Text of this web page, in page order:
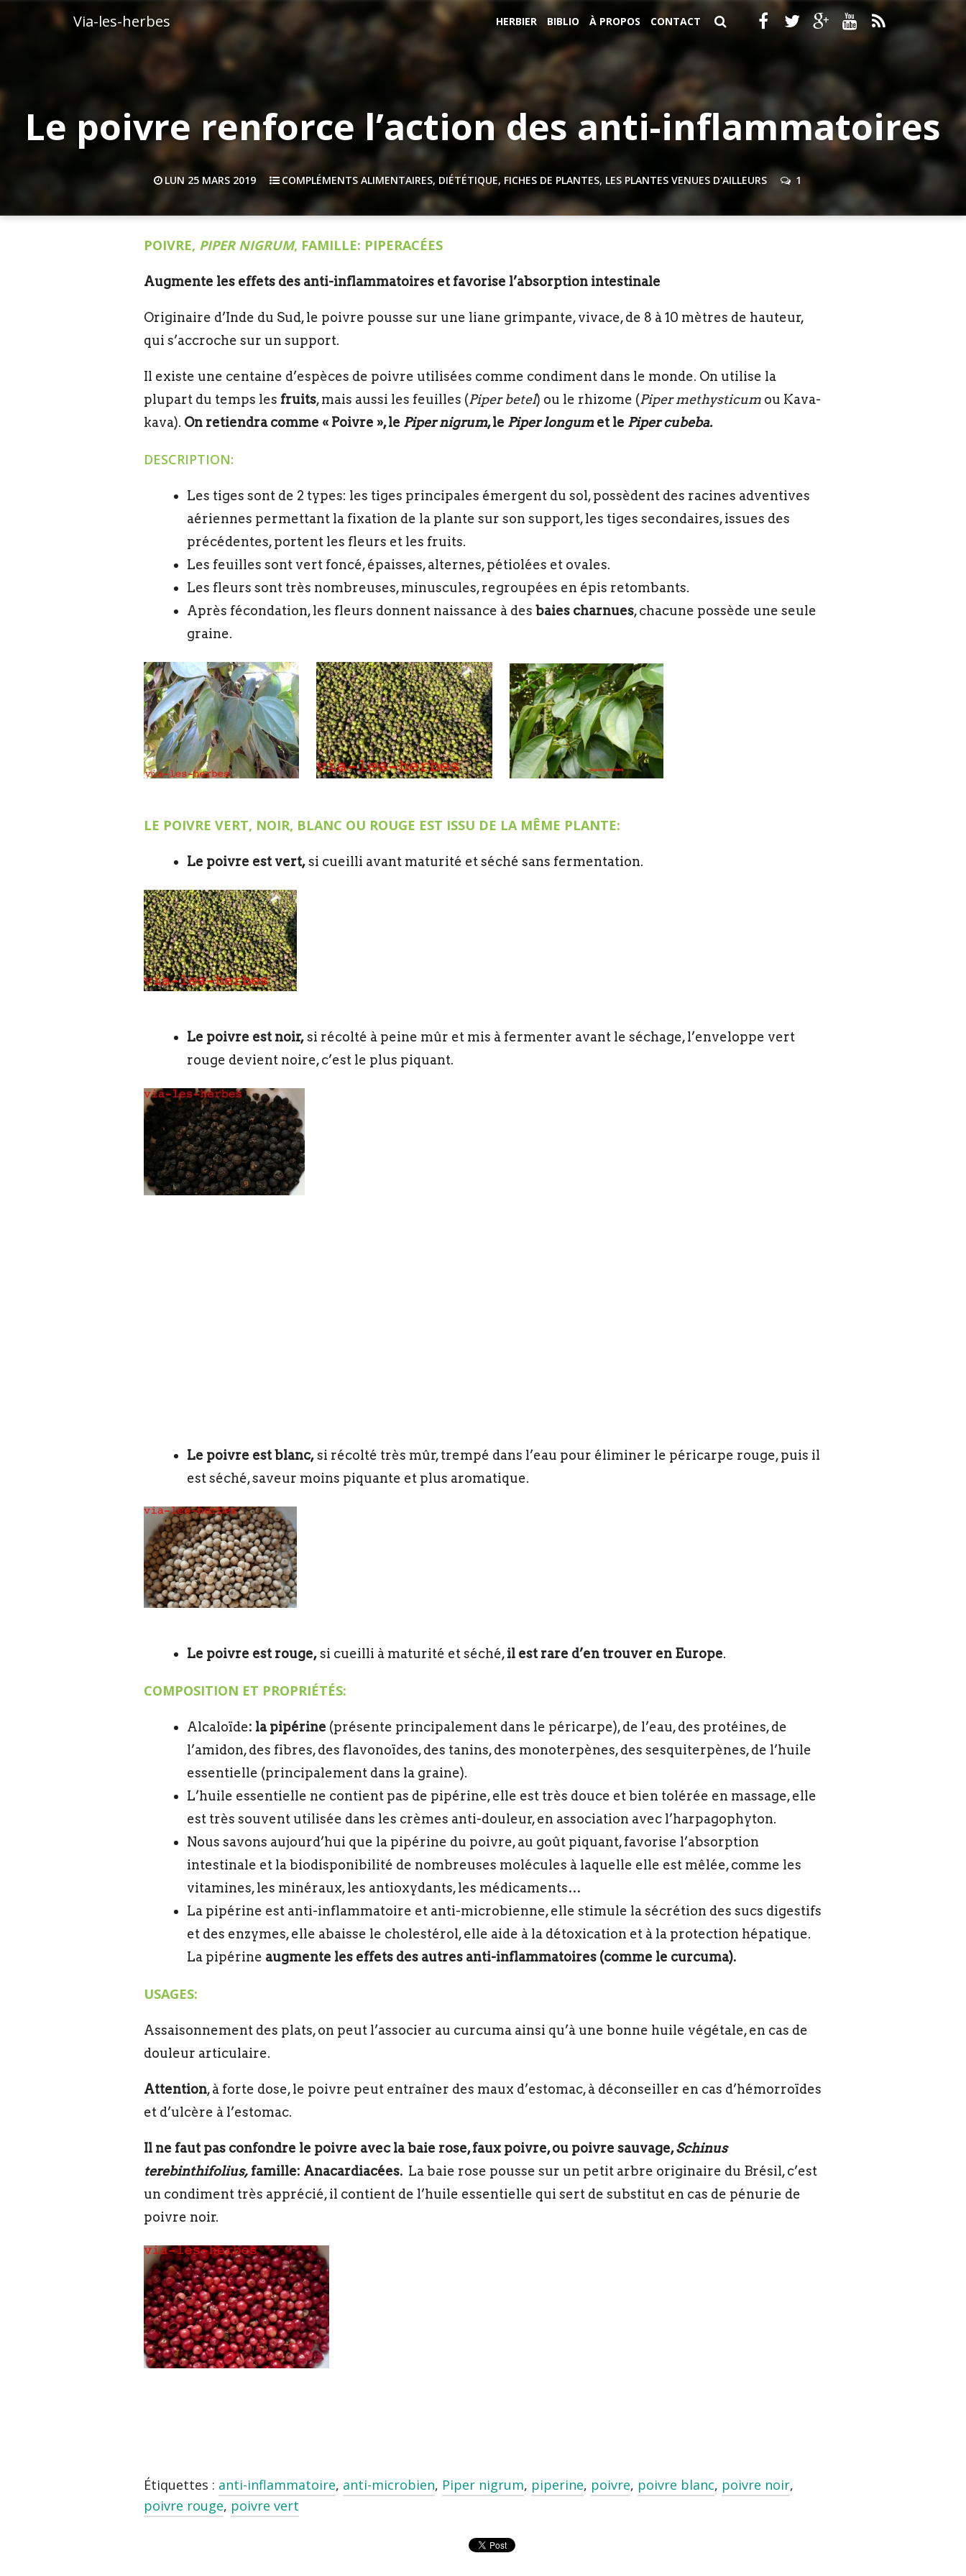
Via-les-herbes HERBIER BIBLIO À PROPOS CONTACT
Le poivre renforce l’action des anti-inflammatoires
LUN 25 MARS 2019 COMPLÉMENTS ALIMENTAIRES, DIÉTÉTIQUE, FICHES DE PLANTES, LES PLANTES VENUES D'AILLEURS 1
POIVRE, PIPER NIGRUM, FAMILLE: PIPERACÉES
Augmente les effets des anti-inflammatoires et favorise l’absorption intestinale
Originaire d’Inde du Sud, le poivre pousse sur une liane grimpante, vivace, de 8 à 10 mètres de hauteur,
qui s’accroche sur un support.
Il existe une centaine d’espèces de poivre utilisées comme condiment dans le monde. On utilise la
plupart du temps les fruits, mais aussi les feuilles (Piper betel) ou le rhizome (Piper methysticumou Kava-
kava). On retiendra comme « Poivre », le Piper nigrum, le Piper longumet le Piper cubeba.
DESCRIPTION:
Les tiges sont de 2 types: les tiges principales émergent du sol, possèdent des racines adventives
aériennes permettant la fixation de la plante sur son support, les tiges secondaires, issues des
précédentes, portent les fleurs et les fruits.
Les feuilles sont vert foncé, épaisses, alternes, pétiolées et ovales.
Les fleurs sont très nombreuses, minuscules, regroupées en épis retombants.
Après fécondation, les fleurs donnent naissance à des baies charnues, chacune possède une seule
graine.
LE POIVRE VERT, NOIR, BLANC OU ROUGE EST ISSU DE LA MÊME PLANTE:
Le poivre est vert,si cueilli avant maturité et séché sans fermentation.
Le poivre est noir,si récolté à peine mûr et mis à fermenter avant le séchage, l’enveloppe vert
rouge devient noire, c’est le plus piquant.
Le poivre est blanc,si récolté très mûr, trempé dans l’eau pour éliminer le péricarpe rouge, puis il
est séché, saveur moins piquante et plus aromatique.
Le poivre est rouge,si cueilli à maturité et séché,il est rare d’en trouver en Europe.
COMPOSITION ET PROPRIÉTÉS:
Alcaloïde: la pipérine (présente principalement dans le péricarpe), de l’eau, des protéines, de
l’amidon, des fibres, des flavonoïdes, des tanins, des monoterpènes, des sesquiterpènes, de l’huile
essentielle (principalement dans la graine).
L’huile essentielle ne contient pas de pipérine, elle est très douce et bien tolérée en massage, elle
est très souvent utilisée dans les crèmes anti-douleur, en association avec l’harpagophyton.
Nous savons aujourd’hui que la pipérine du poivre, au goût piquant, favorise l’absorption
intestinale et la biodisponibilité de nombreuses molécules à laquelle elle est mêlée, comme les
vitamines, les minéraux, les antioxydants, les médicaments…
La pipérine est anti-inflammatoire et anti-microbienne, elle stimule la sécrétion des sucs digestifs
et des enzymes, elle abaisse le cholestérol, elle aide à la détoxication et à la protection hépatique.
La pipérine augmente les effets des autres anti-inflammatoires (comme le curcuma).
USAGES:
Assaisonnement des plats, on peut l’associer au curcuma ainsi qu’à une bonne huile végétale, en cas de
douleur articulaire.
Attention, à forte dose, le poivre peut entraîner des maux d’estomac, à déconseiller en cas d’hémorroïdes
et d’ulcère à l’estomac.
Il ne faut pas confondre le poivre avec la baie rose, faux poivre, ou poivre sauvage,Schinus
terebinthifolius,famille: Anacardiacées. La baie rose pousse sur un petit arbre originaire du Brésil, c’est
un condiment très apprécié, il contient de l’huile essentielle qui sert de substitut en cas de pénurie de
poivre noir.
Étiquettes : anti-inflammatoire, anti-microbien, Piper nigrum, piperine, poivre, poivre blanc, poivre noir,
poivre rouge, poivre vert